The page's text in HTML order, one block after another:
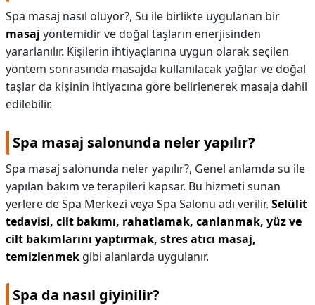
Spa masaj nasıl oluyor?, Su ile birlikte uygulanan bir
masaj yöntemidir ve doğal taşların enerjisinden
yararlanılır. Kişilerin ihtiyaçlarına uygun olarak seçilen
yöntem sonrasında masajda kullanılacak yağlar ve doğal
taşlar da kişinin ihtiyacına göre belirlenerek masaja dahil
edilebilir.
Spa masaj salonunda neler yapılır?
Spa masaj salonunda neler yapılır?, Genel anlamda su ile
yapılan bakım ve terapileri kapsar. Bu hizmeti sunan
yerlere de Spa Merkezi veya Spa Salonu adı verilir. Selülit
tedavisi, cilt bakımı, rahatlamak, canlanmak, yüz ve
cilt bakımlarını yaptırmak, stres atıcı masaj,
temizlenmek gibi alanlarda uygulanır.
Spa da nasıl giyinilir?